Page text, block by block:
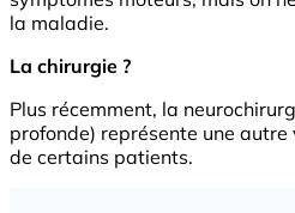
la maladie.
La chirurgie ?
Plus récemment, la
profonde) représente une
de certains patients.